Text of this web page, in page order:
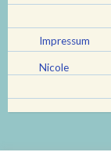
Impressum
Nicole